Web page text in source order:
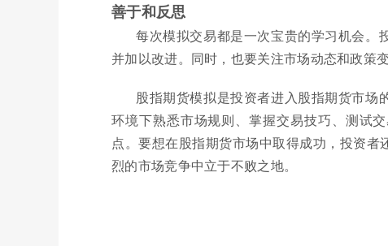
善于和反思
每次模拟交易都是一次宝贵的学习机会。
并加以改进。同时，也要关注市场动态和政策
股指期货模拟是投资者进入股指期货市场
环境下熟悉市场规则、掌握交易技巧、测试
点。要想在股指期货市场中取得成功，投资
烈的市场竞争中立于不败之地。